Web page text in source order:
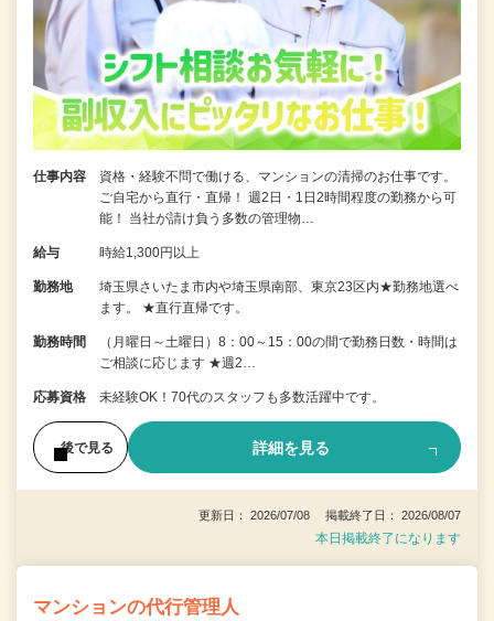
仕事内容
資格・経験不問で働ける、マンションの清掃のお仕事です。
ご自宅から直行・直帰！ 週2日・1日2時間程度の勤務から可
能！ 当社が請け負う多数の管理物…
給与 時給1,300円以上
勤務地
埼玉県さいたま市内や埼玉県南部、東京23区内★勤務地選べ
ます。 ★直行直帰です。
勤務時間
（月曜日～土曜日）8：00～15：00の間で勤務日数・時間は
ご相談に応じます ★週2…
応募資格 未経験OK！70代のスタッフも多数活躍中です。
後で見る 詳細を見る
更新日： 2026/07/08 掲載終了日： 2026/08/07
本日掲載終了になります
マンションの代行管理人